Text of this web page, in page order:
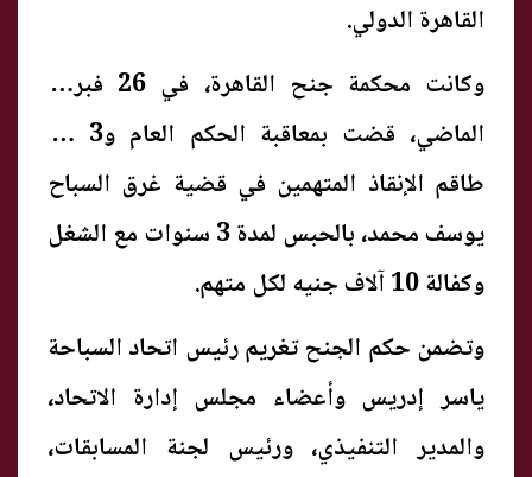
القاهرة الدولي.
وكانت محكمة جنح القاهرة، في 26 فبراير
الماضي، قضت بمعاقبة الحكم العام و3 من
طاقم الإنقاذ المتهمين في قضية غرق السباح
يوسف محمد، بالحبس لمدة 3 سنوات مع الشغل
وكفالة 10 آلاف جنيه لكل متهم.
وتضمن حكم الجنح تغريم رئيس اتحاد السباحة
ياسر إدريس وأعضاء مجلس إدارة الاتحاد،
والمدير التنفيذي، ورئيس لجنة المسابقات،